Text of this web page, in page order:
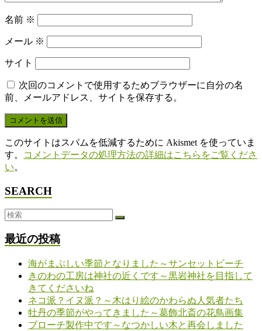
名前 ※
メール ※
サイト
次回のコメントで使用するためブラウザーに自分の名
前、メールアドレス、サイトを保存する。
このサイトはスパムを低減するために Akismet を使っていま
す。
コメントデータの処理方法の詳細はこちらをご覧くださ
い。
SEARCH
最近の投稿
海がまぶしい季節となりました～サンセットビーチ
きのわの工房は神社の近くです～黒岩神社を目指して
きてくださいね
ネコ派？イヌ派？～木はり絵のかわらぬ人気者たち
牡丹の季節がやってきました～葛飾北斎の花鳥画集
ブローチ製作中です～なつかしい木と再会しました